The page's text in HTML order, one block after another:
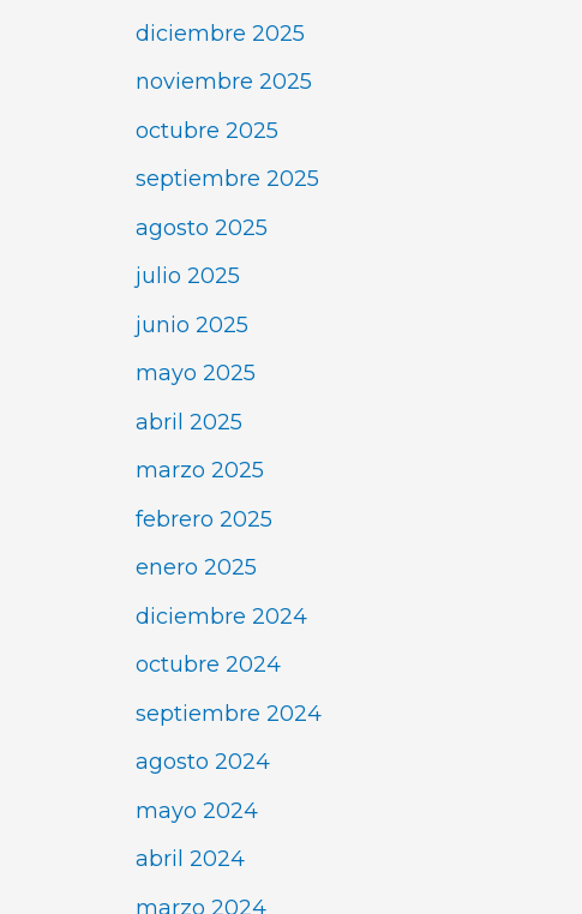
diciembre 2025
noviembre 2025
octubre 2025
septiembre 2025
agosto 2025
julio 2025
junio 2025
mayo 2025
abril 2025
marzo 2025
febrero 2025
enero 2025
diciembre 2024
octubre 2024
septiembre 2024
agosto 2024
mayo 2024
abril 2024
marzo 2024